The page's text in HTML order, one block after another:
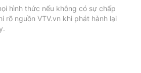
hình thức nếu không có sự chấp
rõ nguồn VTV.vn khi phát hành lại